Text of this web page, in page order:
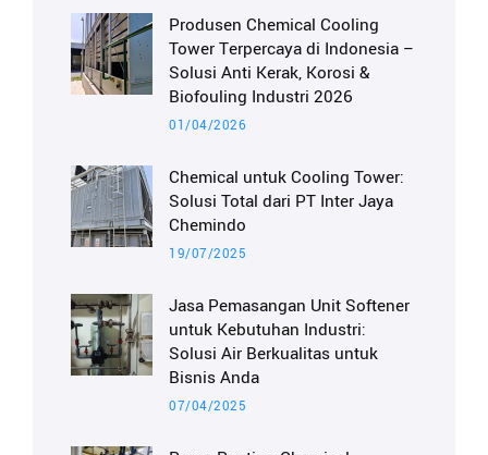
Produsen Chemical Cooling
Tower Terpercaya di Indonesia –
Solusi Anti Kerak, Korosi &
Biofouling Industri 2026
01/04/2026
Chemical untuk Cooling Tower:
Solusi Total dari PT Inter Jaya
Chemindo
19/07/2025
Jasa Pemasangan Unit Softener
untuk Kebutuhan Industri:
Solusi Air Berkualitas untuk
Bisnis Anda
07/04/2025